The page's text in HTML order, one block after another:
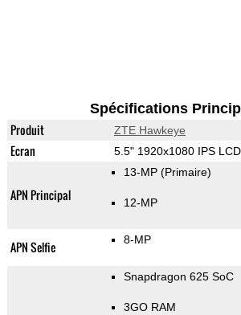
Spécifications
Produit ZTE Hawkeye
Ecran 5.5" 1920x1080 IPS LCD
APN Principal
13-MP (Primaire)
12-MP
APN Selfie 8-MP
Snapdragon 625 SoC
3GO RAM